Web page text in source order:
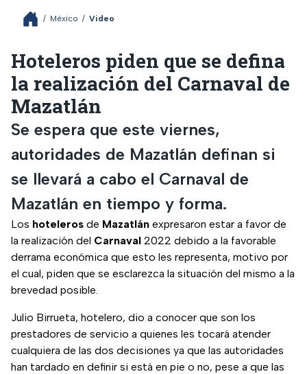
/ México / Video
Hoteleros piden que se defina
la realización del Carnaval de
Mazatlán
Se espera que este viernes,
autoridades de Mazatlán definan si
se llevará a cabo el Carnaval de
Mazatlán en tiempo y forma.
Los hoteleros de Mazatlán expresaron estar a favor de
la realización del Carnaval 2022 debido a la favorable
derrama económica que esto les representa, motivo por
el cual, piden que se esclarezca la situación del mismo a la
brevedad posible.
Julio Birrueta, hotelero, dio a conocer que son los
prestadores de servicio a quienes les tocará atender
cualquiera de las dos decisiones ya que las autoridades
han tardado en definir si está en pie o no, pese a que las